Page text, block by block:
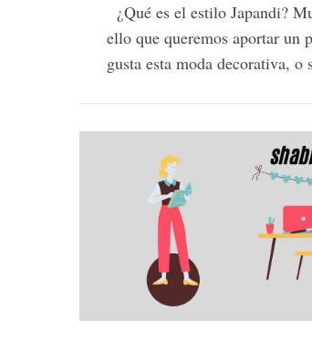
¿Qué es el estilo Japandi?
ello que queremos aportar un
gusta esta moda decorativa,